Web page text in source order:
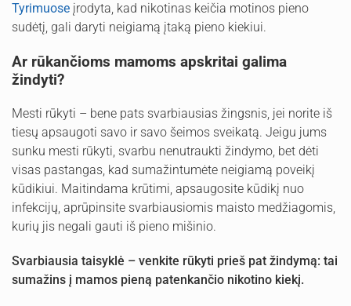
Tyrimuose įrodyta, kad nikotinas keičia motinos pieno
sudėtį, gali daryti neigiamą įtaką pieno kiekiui.
Ar rūkančioms mamoms apskritai galima
žindyti?
Mesti rūkyti – bene pats svarbiausias žingsnis, jei norite iš
tiesų apsaugoti savo ir savo šeimos sveikatą. Jeigu jums
sunku mesti rūkyti, svarbu nenutraukti žindymo, bet dėti
visas pastangas, kad sumažintumėte neigiamą poveikį
kūdikiui. Maitindama krūtimi, apsaugosite kūdikį nuo
infekcijų, aprūpinsite svarbiausiomis maisto medžiagomis,
kurių jis negali gauti iš pieno mišinio.
Svarbiausia taisyklė – venkite rūkyti prieš pat žindymą: tai
sumažins į mamos pieną patenkančio nikotino kiekį.